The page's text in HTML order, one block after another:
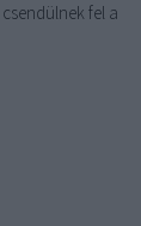
fel a